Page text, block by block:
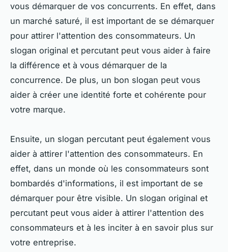
vous démarquer de vos concurrents. En effet, dans
un marché saturé, il est important de se démarquer
pour attirer l'attention des consommateurs. Un
slogan original et percutant peut vous aider à faire
la différence et à vous démarquer de la
concurrence. De plus, un bon slogan peut vous
aider à créer une identité forte et cohérente pour
votre marque.
Ensuite, un slogan percutant peut également vous
aider à attirer l'attention des consommateurs. En
effet, dans un monde où les consommateurs sont
bombardés d'informations, il est important de se
démarquer pour être visible. Un slogan original et
percutant peut vous aider à attirer l'attention des
consommateurs et à les inciter à en savoir plus sur
votre entreprise.